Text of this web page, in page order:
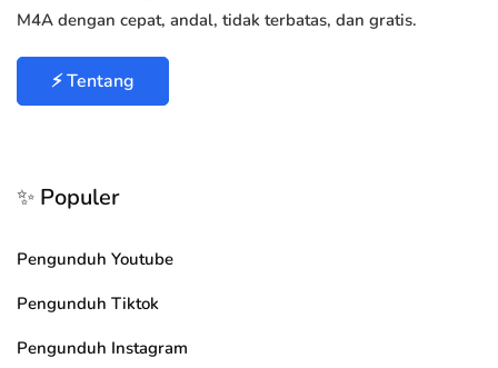
M4A dengan cepat, andal, tidak terbatas, dan gratis.
⚡ Tentang
✨ Populer
Pengunduh Youtube
Pengunduh Tiktok
Pengunduh Instagram